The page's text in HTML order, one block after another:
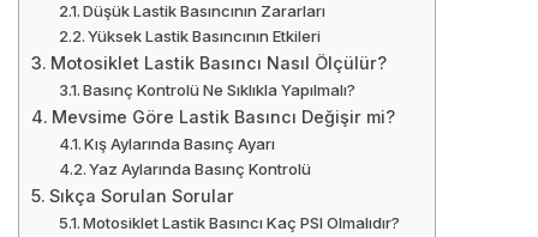
Düşük Lastik Basıncının Zararları
Yüksek Lastik Basıncının Etkileri
Motosiklet Lastik Basıncı Nasıl Ölçülür?
Basınç Kontrolü Ne Sıklıkla Yapılmalı?
Mevsime Göre Lastik Basıncı Değişir mi?
Kış Aylarında Basınç Ayarı
Yaz Aylarında Basınç Kontrolü
Sıkça Sorulan Sorular
Motosiklet Lastik Basıncı Kaç PSI Olmalıdır?